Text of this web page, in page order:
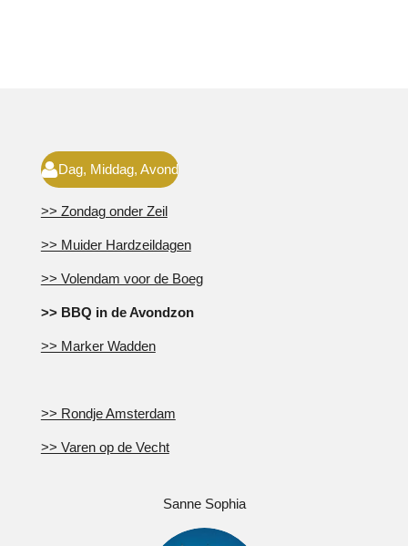
Dag, Middag, Avond
>> Zondag onder Zeil
>> Muider Hardzeildagen
>> Volendam voor de Boeg
>> BBQ in de Avondzon
>> Marker Wadden
>> Rondje Amsterdam
>> Varen op de Vecht
Sanne Sophia